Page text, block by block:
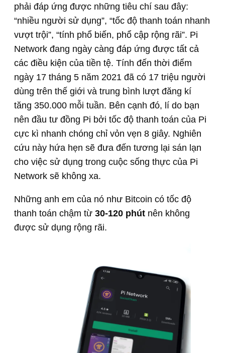
phải đáp ứng được những tiêu chí sau đây:
“nhiều người sử dụng”, “tốc độ thanh toán nhanh
vượt trội”, “tính phổ biến, phổ cập rộng rãi”. Pi
Network đang ngày càng đáp ứng được tất cả
các điều kiện của tiền tệ. Tính đến thời điểm
ngày 17 tháng 5 năm 2021 đã có 17 triệu người
dùng trên thế giới và trung bình lượt đăng kí
tăng 350.000 mỗi tuần. Bên cạnh đó, lí do bạn
nên đầu tư đồng Pi bởi tốc độ thanh toán của Pi
cực kì nhanh chóng chỉ vỏn vẹn 8 giây. Nghiên
cứu này hứa hẹn sẽ đưa đến tương lại sán lạn
cho việc sử dụng trong cuộc sống thực của Pi
Network sẽ không xa.
Những anh em của nó như Bitcoin có tốc độ
thanh toán chậm từ 30-120 phút nên không
được sử dụng rộng rãi.